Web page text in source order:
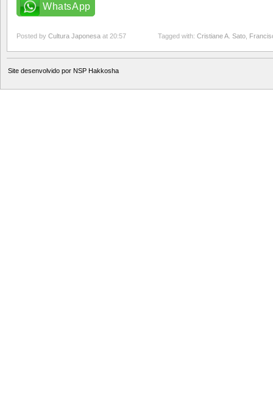
WhatsApp
Posted by Cultura Japonesa at 20:57 Tagged with: Cristiane A. Sato
Site desenvolvido por NSP Hakkosha